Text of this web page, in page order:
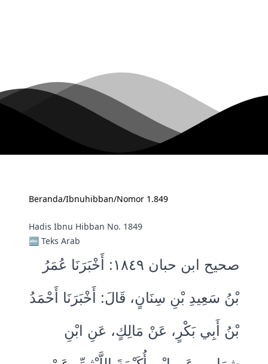
Beranda/Ibnuhibban/Nomor 1.849
Hadis Ibnu Hibban No. 1849
🔤 Teks Arab
صحيح ابن حبان ١٨٤٩: أَخْبَرَنَا عُمَرُ
بْنُ سَعِيدِ بْنِ سِنَانٍ، قَالَ‏:‏ أَخْبَرَنَا أَحْمَدُ
بْنُ أَبِي بَكْرٍ، عَنْ مَالِكٍ، عَنِ ابْنِ